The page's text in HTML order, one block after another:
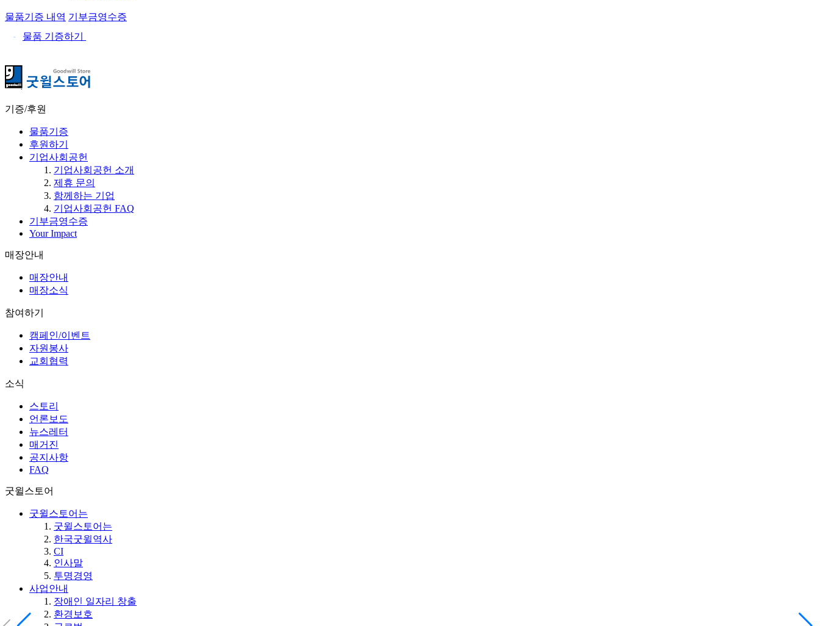
물품기증 내역 기부금영수증
물품 기증하기
기증/후원
물품기증
후원하기
기업사회공헌
기업사회공헌 소개
제휴 문의
함께하는 기업
기업사회공헌 FAQ
기부금영수증
Your Impact
매장안내
매장안내
매장소식
참여하기
캠페인/이벤트
자원봉사
교회협력
소식
스토리
언론보도
뉴스레터
매거진
공지사항
FAQ
굿윌스토어
굿윌스토어는
굿윌스토어는
한국굿윌역사
CI
인사말
투명경영
사업안내
장애인 일자리 창출
환경보호